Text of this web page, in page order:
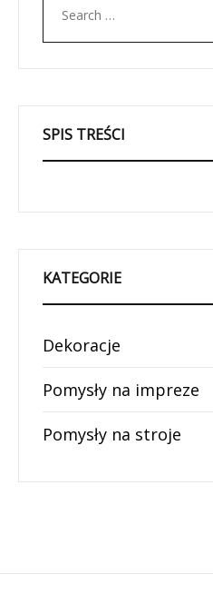
SPIS TREŚCI
KATEGORIE
Dekoracje
Pomysły na impreze
Pomysły na stroje